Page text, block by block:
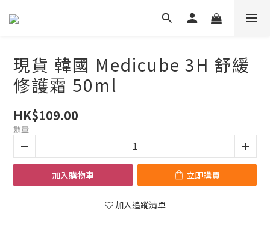
現貨 韓國 Medicube 3H 舒緩
修護霜 50ml
HK$109.00
數量
加入購物車 立即購買
加入追蹤清單